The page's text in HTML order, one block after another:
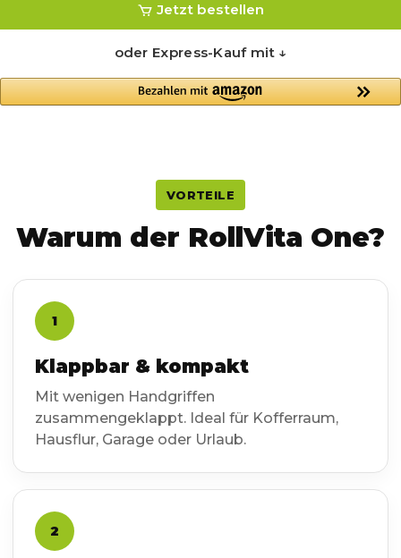
Jetzt bestellen
oder Express-Kauf mit ↓
VORTEILE
Warum der RollVita One?
1
Klappbar & kompakt
Mit wenigen Handgriffen
zusammengeklappt. Ideal für Kofferraum,
Hausflur, Garage oder Urlaub.
2